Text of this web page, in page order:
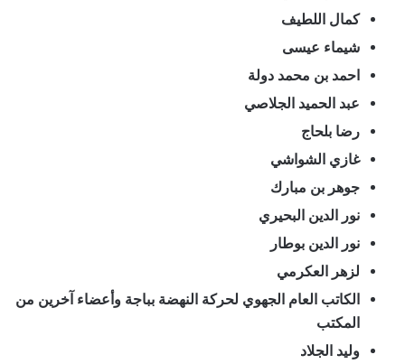
كمال اللطيف
شيماء عيسى
احمد بن محمد دولة
عبد الحميد الجلاصي
رضا بلحاج
غازي الشواشي
جوهر بن مبارك
نور الدين البحيري
نور الدين بوطار
لزهر العكرمي
الكاتب العام الجهوي لحركة النهضة بباجة وأعضاء آخرين من
المكتب
وليد الجلاد